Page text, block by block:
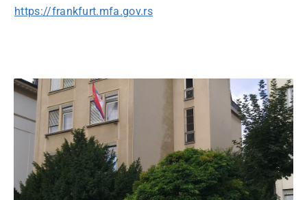
https://frankfurt.mfa.gov.rs